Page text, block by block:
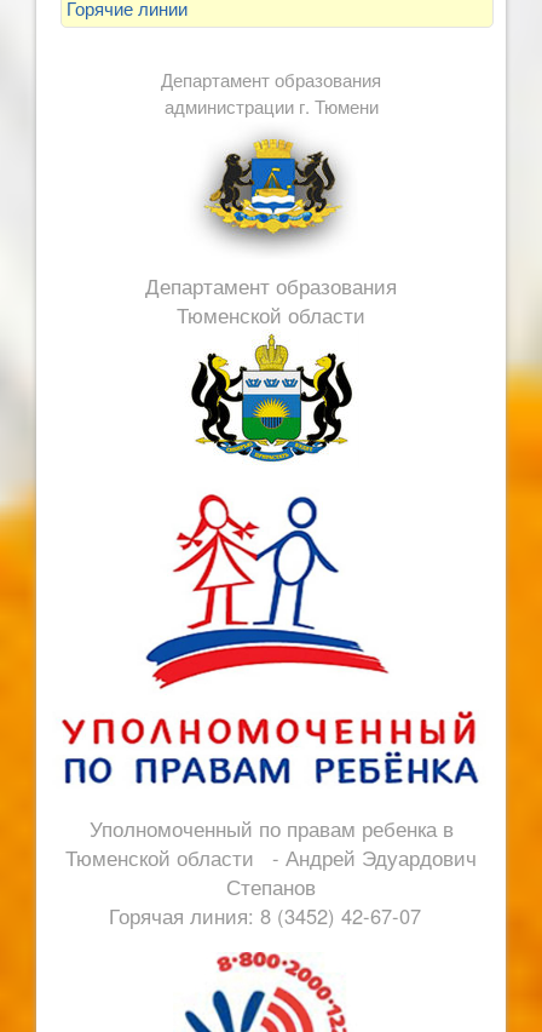
Горячие линии
Департамент образования
администрации г. Тюмени
Департамент образования
Тюменской области
Уполномоченный по правам ребенка в
Тюменской области - Андрей Эдуардович
Степанов
Горячая линия: 8 (3452) 42-67-07